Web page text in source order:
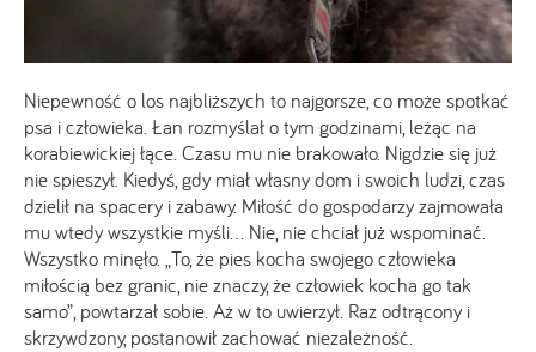
Niepewność o los najbliższych to najgorsze, co może spotkać
psa i człowieka. Łan rozmyślał o tym godzinami, leżąc na
korabiewickiej łące. Czasu mu nie brakowało. Nigdzie się już
nie spieszył. Kiedyś, gdy miał własny dom i swoich ludzi, czas
dzielił na spacery i zabawy. Miłość do gospodarzy zajmowała
mu wtedy wszystkie myśli… Nie, nie chciał już wspominać.
Wszystko minęło. „To, że pies kocha swojego człowieka
miłością bez granic, nie znaczy, że człowiek kocha go tak
samo”, powtarzał sobie. Aż w to uwierzył. Raz odtrącony i
skrzywdzony, postanowił zachować niezależność.